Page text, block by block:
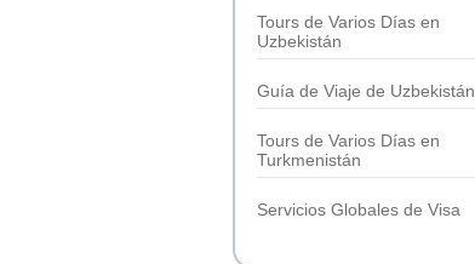
Tours de Varios Días en
Uzbekistán
Guía de Viaje de Uzbekistán
Tours de Varios Días en
Turkmenistán
Servicios Globales de Visa